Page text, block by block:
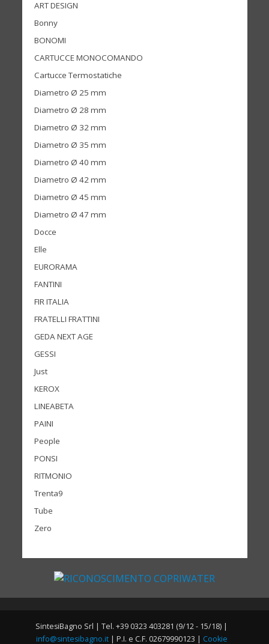
ART DESIGN
Bonny
BONOMI
CARTUCCE MONOCOMANDO
Cartucce Termostatiche
Diametro Ø 25 mm
Diametro Ø 28 mm
Diametro Ø 32 mm
Diametro Ø 35 mm
Diametro Ø 40 mm
Diametro Ø 42 mm
Diametro Ø 45 mm
Diametro Ø 47 mm
Docce
Elle
EURORAMA
FANTINI
FIR ITALIA
FRATELLI FRATTINI
GEDA NEXT AGE
GESSI
Just
KEROX
LINEABETA
PAINI
People
PONSI
RITMONIO
Trenta9
Tube
Zero
SintesiBagno Srl | Tel. +39 0323 403281 (9/12 - 15/18) |
info@sintesibagno.it| P.I. e C.F. 02679990123 | Cookie